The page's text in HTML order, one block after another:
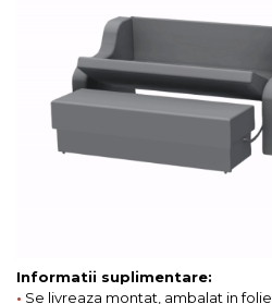
Informatii suplimentare:
• Se livreaza montat, ambalat in folie